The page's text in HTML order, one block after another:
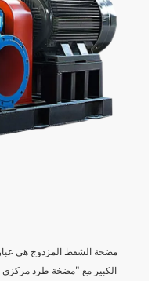
مضخة الشفط المزدوج هي
الكبير مع "مضخة طرد مركزي